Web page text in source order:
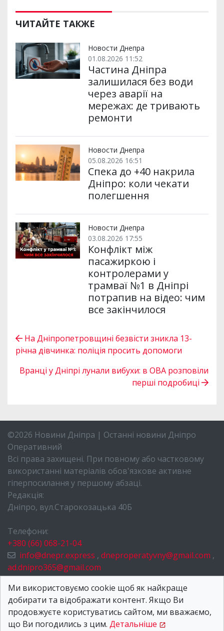
ЧИТАЙТЕ ТАКЖЕ
Новости Днепра
01.08.2026 11:52
Частина Дніпра
залишилася без води
через аварії на
мережах: де тривають
ремонти
Новости Днепра
05.08.2026 16:51
Спека до +40 накрила
Дніпро: коли чекати
полегшення
Новости Днепра
03.08.2026 17:55
Конфлікт між
пасажиркою і
контролерами у
трамваї №1 в Дніпрі
потрапив на відео: чим
все закінчилося
На Дніпропетровщині безвісти зникла 13-
річна дівчинка: поліція просить допомоги
Вранці у Дніпрі лунали вибухи: в ОВА розповіли
перші подробиці
©2026 Новини Дніпра | Останні новини Дніпро
Оперативний
Всі права захищені. При повному або частковому
використанні матеріалів обов'язкове активне
гіперпосилання у першому абзаці.
Редакція:
Дніпро, вул.Старокозацька 40Б
Телефони:
+380 (66) 068-21-04
info@dnepr.express , dneproperatyvny@gmail.com ,
ad.dnipro365@gmail.com
НОВИНИ ДНІПРА
ПРО НАС
КОНТАКТИ
Ми використовуємо cookie щоб як найкраще
добирати та відображати контент. Якщо Ви
продовжуєте користуватись сайтом, ми вважаємо,
що Ви погодились з цим. Детальніше